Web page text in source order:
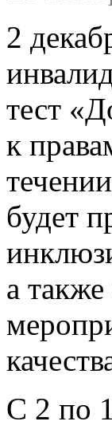
2
тест
к
будет
а
С 2 по